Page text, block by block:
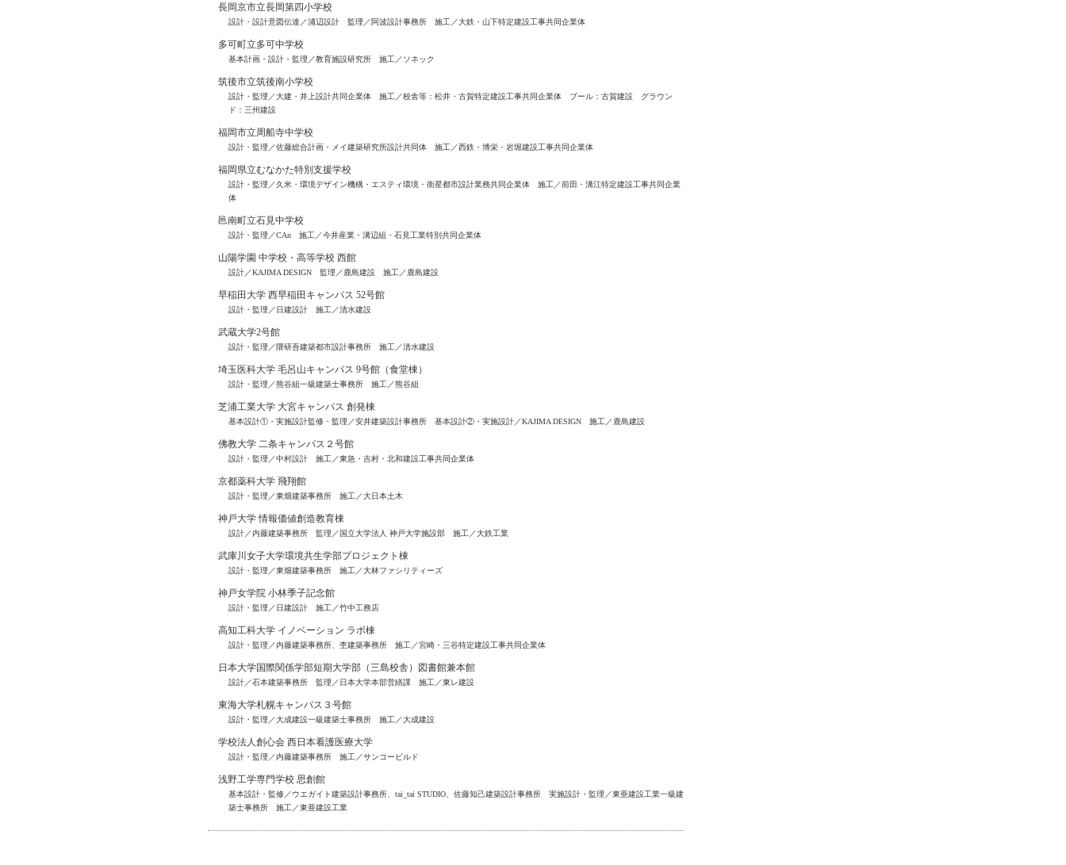
長岡京市立長岡第四小学校
設計・設計意図伝達／浦辺設計 監理／阿波設計事務所 施工／大鉄・山下特定建設工事共同企業体
多可町立多可中学校
基本計画・設計・監理／教育施設研究所 施工／ソネック
筑後市立筑後南小学校
設計・監理／大建・井上設計共同企業体 施工／校舎等：松井・古賀特定建設工事共同企業体 プール：古賀建設 グラウン
ド：三州建設
福岡市立周船寺中学校
設計・監理／佐藤総合計画・メイ建築研究所設計共同体 施工／西鉄・博栄・岩堀建設工事共同企業体
福岡県立むなかた特別支援学校
設計・監理／久米・環境デザイン機構・エスティ環境・衛星都市設計業務共同企業体 施工／前田・溝江特定建設工事共同企業
体
邑南町立石見中学校
設計・監理／CAn 施工／今井産業・溝辺組・石見工業特別共同企業体
山陽学園 中学校・高等学校 西館
設計／KAJIMA DESIGN 監理／鹿島建設 施工／鹿島建設
早稲田大学 西早稲田キャンパス 52号館
設計・監理／日建設計 施工／清水建設
武蔵大学2号館
設計・監理／隈研吾建築都市設計事務所 施工／清水建設
埼玉医科大学 毛呂山キャンパス 9号館（食堂棟）
設計・監理／熊谷組一級建築士事務所 施工／熊谷組
芝浦工業大学 大宮キャンパス 創発棟
基本設計①・実施設計監修・監理／安井建築設計事務所 基本設計②・実施設計／KAJIMA DESIGN 施工／鹿島建設
佛教大学 二条キャンパス２号館
設計・監理／中村設計 施工／東急・吉村・北和建設工事共同企業体
京都薬科大学 飛翔館
設計・監理／東畑建築事務所 施工／大日本土木
神戸大学 情報価値創造教育棟
設計／内藤建築事務所 監理／国立大学法人 神戸大学施設部 施工／大鉄工業
武庫川女子大学環境共生学部プロジェクト棟
設計・監理／東畑建築事務所 施工／大林ファシリティーズ
神戸女学院 小林季子記念館
設計・監理／日建設計 施工／竹中工務店
高知工科大学 イノベーション ラボ棟
設計・監理／内藤建築事務所、杢建築事務所 施工／宮崎・三谷特定建設工事共同企業体
日本大学国際関係学部短期大学部（三島校舎）図書館兼本館
設計／石本建築事務所 監理／日本大学本部営繕課 施工／東レ建設
東海大学札幌キャンパス３号館
設計・監理／大成建設一級建築士事務所 施工／大成建設
学校法人創心会 西日本看護医療大学
設計・監理／内藤建築事務所 施工／サンコービルド
浅野工学専門学校 思創館
基本設計・監修／ウエガイト建築設計事務所、tai_tai STUDIO、佐藤知己建築設計事務所 実施設計・監理／東亜建設工業一級建
築士事務所 施工／東亜建設工業